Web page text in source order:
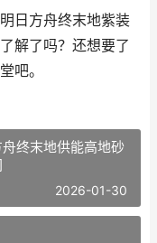
日方舟终末地紫装
解了吗？还想要了
吧。
终末地供能高地砂
2026-01-30